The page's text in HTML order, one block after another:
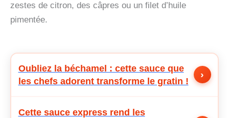
zestes de citron, des câpres ou un filet d’huile
pimentée.
Oubliez la béchamel : cette sauce que
les chefs adorent transforme le gratin !
›
Cette sauce express rend les